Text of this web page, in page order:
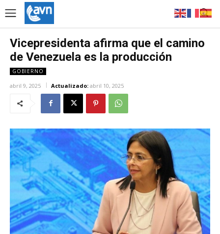
Vicepresidenta afirma que el camino
de Venezuela es la producción
GOBIERNO
abril 9, 2025 Actualizado: abril 10, 2025